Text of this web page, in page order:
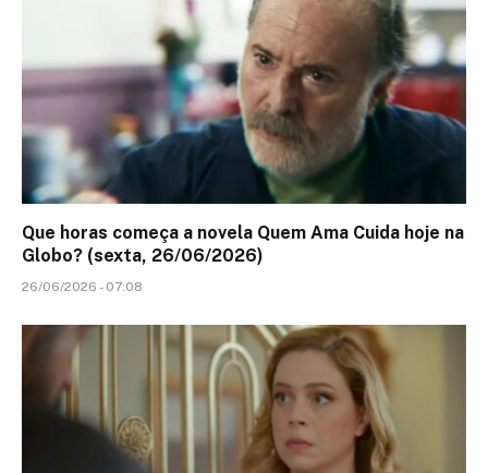
Que horas começa a novela Quem Ama Cuida hoje na
Globo? (sexta, 26/06/2026)
26/06/2026 - 07:08